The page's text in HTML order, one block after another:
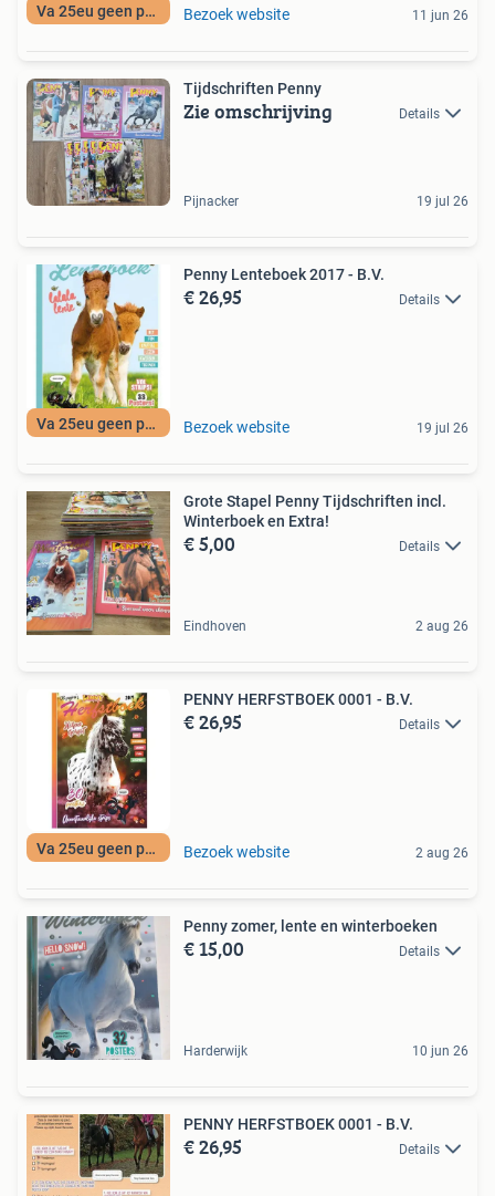
Va 25eu geen porto Bezoek website 11 jun 26
Tijdschriften Penny
Zie omschrijving Details
Pijnacker 19 jul 26
Va 25eu geen porto
Penny Lenteboek 2017 - B.V.
€ 26,95 Details
Bezoek website 19 jul 26
Grote Stapel Penny Tijdschriften incl.
Winterboek en Extra!
€ 5,00 Details
Eindhoven 2 aug 26
Va 25eu geen porto
PENNY HERFSTBOEK 0001 - B.V.
€ 26,95 Details
Bezoek website 2 aug 26
Penny zomer, lente en winterboeken
€ 15,00 Details
Harderwijk 10 jun 26
PENNY HERFSTBOEK 0001 - B.V.
€ 26,95 Details